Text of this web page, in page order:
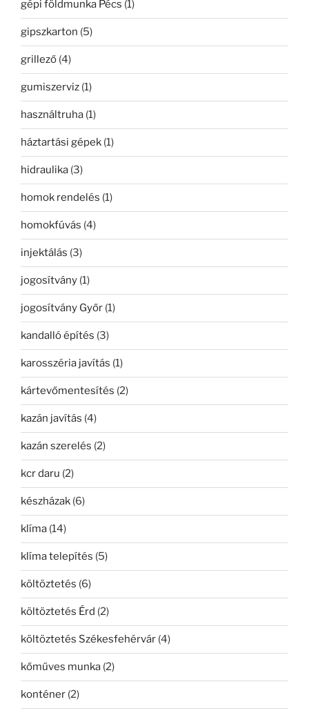
gépi földmunka Pécs (1)
gipszkarton (5)
grillező (4)
gumiszerviz (1)
használtruha (1)
háztartási gépek (1)
hidraulika (3)
homok rendelés (1)
homokfúvás (4)
injektálás (3)
jogosítvány (1)
jogosítvány Győr (1)
kandalló építés (3)
karosszéria javítás (1)
kártevőmentesítés (2)
kazán javítás (4)
kazán szerelés (2)
kcr daru (2)
készházak (6)
klíma (14)
klíma telepítés (5)
költöztetés (6)
költöztetés Érd (2)
költöztetés Székesfehérvár (4)
kőműves munka (2)
konténer (2)